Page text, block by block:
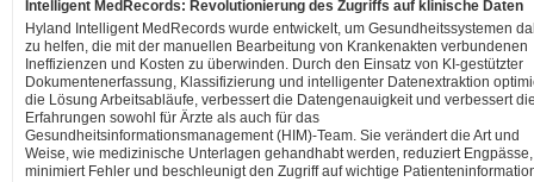
Intelligent MedRecords: Revolutionierung des Zugriffs auf klinische Daten
Hyland Intelligent MedRecords wurde entwickelt, um Gesundheitssystemen
zu helfen, die mit der manuellen Bearbeitung von Krankenakten verbundenen
Ineffizienzen und Kosten zu überwinden. Durch den Einsatz von KI-gestützter
Dokumentenerfassung, Klassifizierung und intelligenter Datenextraktion
die Lösung Arbeitsabläufe, verbessert die Datengenauigkeit und verbessert
Erfahrungen sowohl für Ärzte als auch für das
Gesundheitsinformationsmanagement (HIM)-Team. Sie verändert die Art und
Weise, wie medizinische Unterlagen gehandhabt werden, reduziert Engpässe,
minimiert Fehler und beschleunigt den Zugriff auf wichtige